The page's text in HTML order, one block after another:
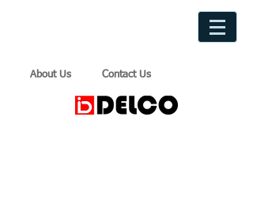
About Us Contact Us